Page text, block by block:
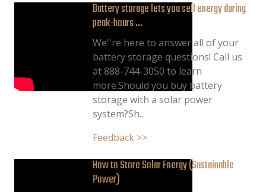
Battery storage lets you sell energy during
peak-hours ...
We''re here to answer all of your
battery storage questions! Call us
at 888-744-3050 to learn
more.Should you buy battery
storage with a solar power
system?Sh...
Feedback >>
How to Store Solar Energy (Sustainable
Power)